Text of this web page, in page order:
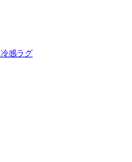
冷感ラグ